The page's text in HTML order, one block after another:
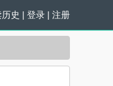
史 | 登录 | 注册